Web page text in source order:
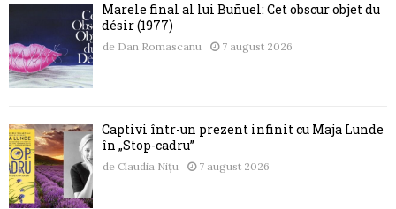
Marele final al lui Buñuel: Cet obscur objet du
désir (1977)
de Dan Romascanu 7 august 2026
Captivi într-un prezent infinit cu Maja Lunde
în „Stop-cadru”
de Claudia Nițu 7 august 2026